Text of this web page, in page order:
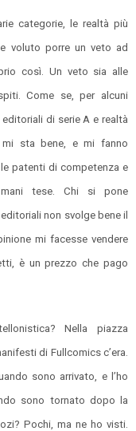
categorie, le realtà più
voluto porre un veto ad
così. Un veto sia alle
Come se, per alcuni
di serie A e realtà
sta bene, e mi fanno
patenti di competenza e
tese. Chi si pone
non svolge bene il
mi facesse vendere
è un prezzo che pago
Nella piazza
di Fullcomics c’era.
sono arrivato, e l’ho
sono tornato dopo la
Pochi, ma ne ho visti.